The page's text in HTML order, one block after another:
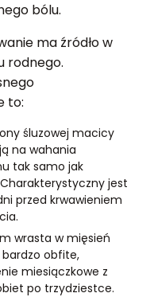
bólu.
ma źródło w
rodnego.
to:
śluzowej macicy
na wahania
tak samo jak
jest
przed krwawieniem
wrasta w mięsień
obfite,
miesiączkowe z
po trzydziestce.